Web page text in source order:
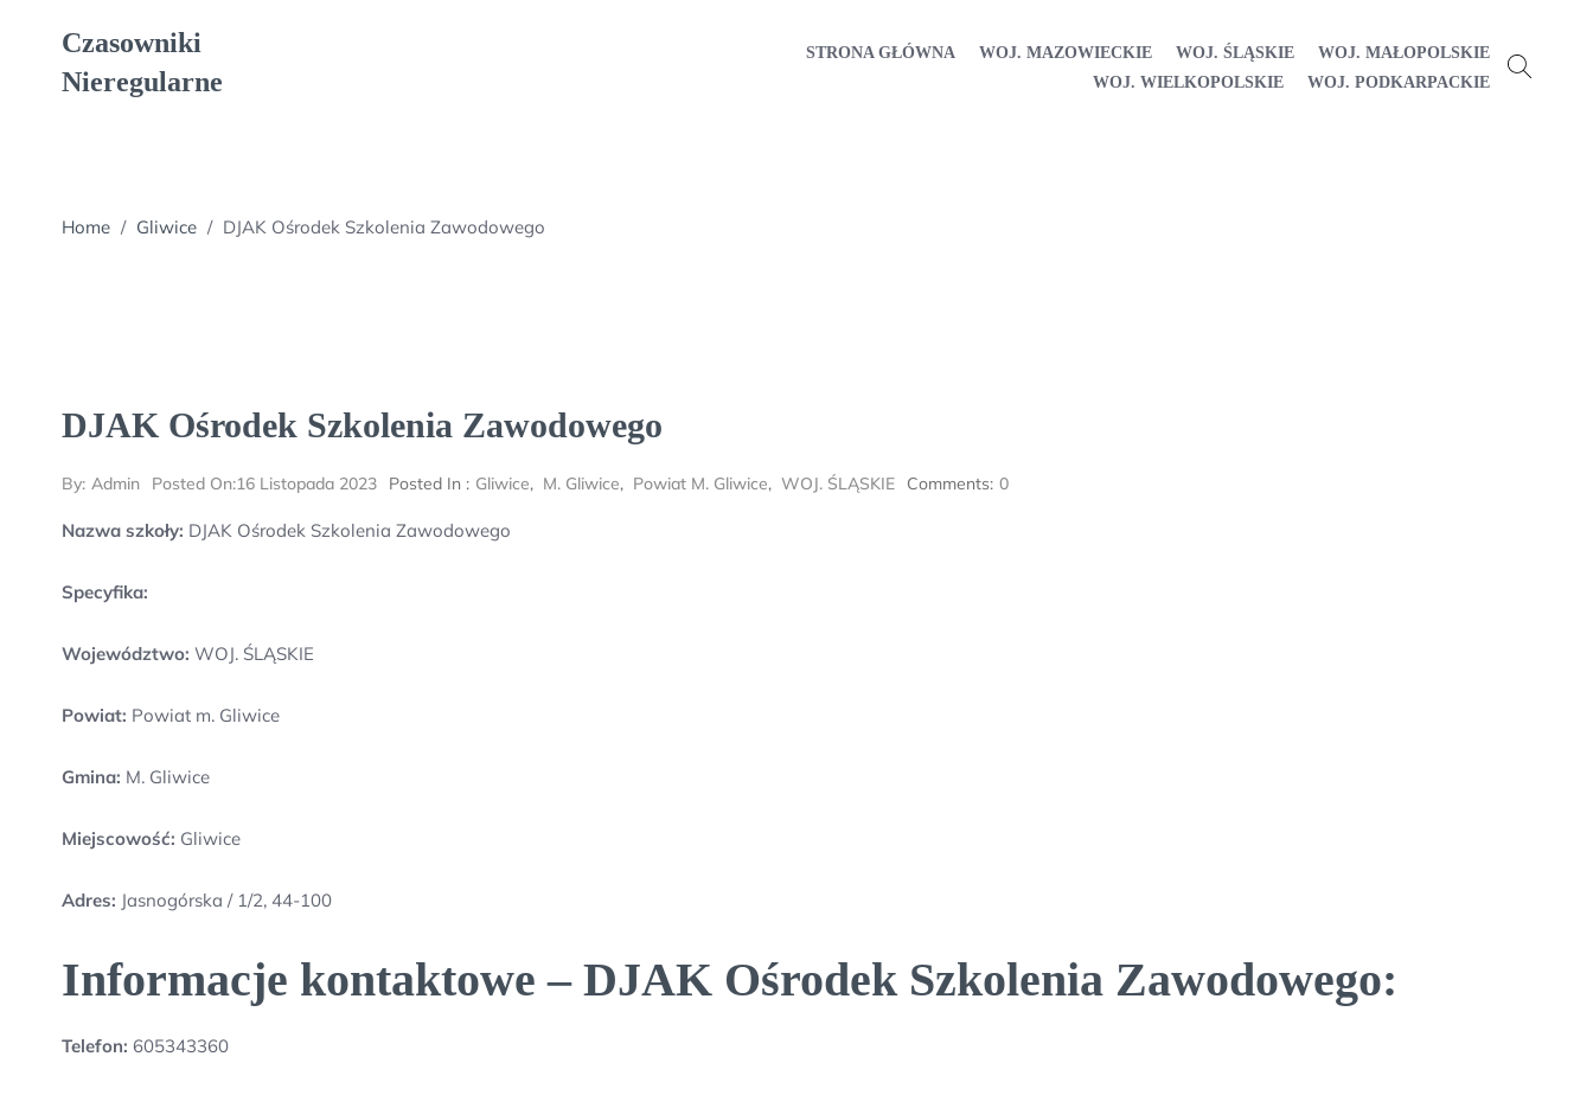
Czasowniki
Nieregularne
STRONA GŁÓWNA WOJ. MAZOWIECKIE WOJ. ŚLĄSKIE
WOJ. MAŁOPOLSKIE
WOJ. WIELKOPOLSKIE
WOJ. PODKARPACKIE
Home / Gliwice / DJAK Ośrodek Szkolenia Zawodowego
DJAK Ośrodek Szkolenia Zawodowego
By: Admin Posted On:16 Listopada 2023 Posted In : Gliwice, M. Gliwice, Powiat M. Gliwice, WOJ. ŚLĄSKIE Comments: 0
Nazwa szkoły: DJAK Ośrodek Szkolenia Zawodowego
Specyfika:
Województwo: WOJ. ŚLĄSKIE
Powiat: Powiat m. Gliwice
Gmina: M. Gliwice
Miejscowość: Gliwice
Adres: Jasnogórska / 1/2, 44-100
Informacje kontaktowe – DJAK Ośrodek Szkolenia Zawodowego:
Telefon: 605343360